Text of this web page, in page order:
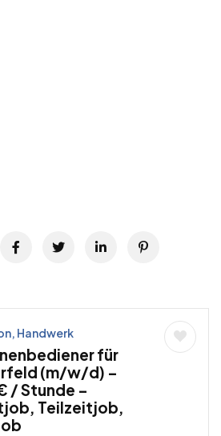
Handwerk
für
(m/w/d) –
/ Stunde –
Teilzeitjob,